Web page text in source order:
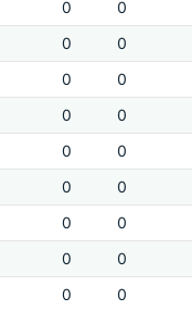
0 0
0 0
0 0
0 0
0 0
0 0
0 0
0 0
0 0